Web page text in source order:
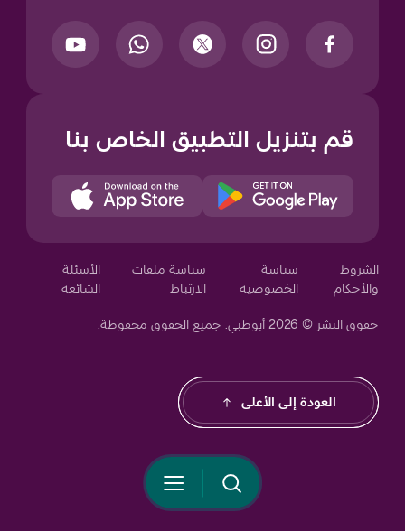
قم بتنزيل التطبيق الخاص بنا
الشروط
والأحكام
سياسة
الخصوصية
سياسة ملفات
الارتباط
الأسئلة
الشائعة
حقوق النشر © 2026 أبوظبي. جميع الحقوق محفوظة.
العودة إلى الأعلى